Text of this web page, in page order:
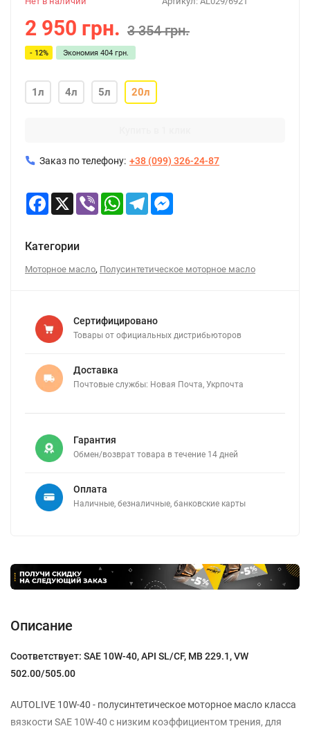
2 950 грн. 3 354 грн.
- 12% Экономия 404 грн.
1л 4л 5л 20л
Заказ по телефону: +38 (099) 326-24-87
Facebook
X Viber WhatsApp
Telegram
Категории
Моторное масло, Полусинтетическое моторное масло
Сертифицировано
Товары от официальных дистрибьюторов
Доставка
Почтовые службы: Новая Почта, Укрпочта
Гарантия
Обмен/возврат товара в течение 14 дней
Оплата
Наличные, безналичные, банковские карты
Описание
Соответствует: SAE 10W-40, API SL/CF, MB 229.1, VW
502.00/505.00
AUTOLIVE 10W-40 - полусинтетическое моторное масло класса
вязкости SAE 10W-40 с низким коэффициентом трения, для